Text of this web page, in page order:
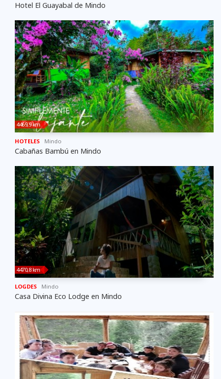
Hotel El Guayabal de Mindo
4469,9 km
HOTELES Mindo
Cabañas Bambú en Mindo
4470,8 km
LOGDES Mindo
Casa Divina Eco Lodge en Mindo